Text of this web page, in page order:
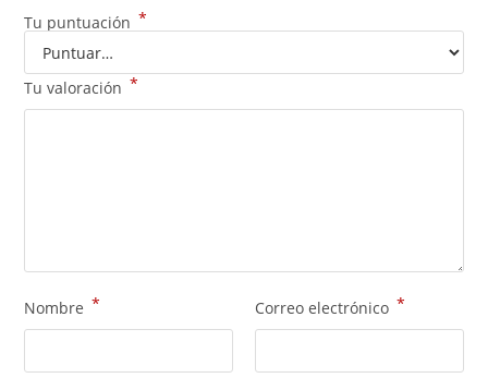
Tu puntuación *
Tu valoración *
Nombre * Correo electrónico *